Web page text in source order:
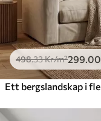
498.33Kr/m²299 .00